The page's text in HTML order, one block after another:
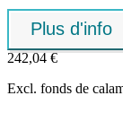
Plus d'info
242,04 €
Excl. fonds de